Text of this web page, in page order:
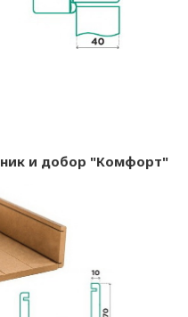
и добор "Комфорт"